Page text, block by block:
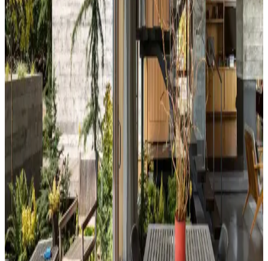
Kahvaltı köşelerinde ahşap ve sentetik deri sandalyeler, dayanıklılık
ve temizlik kolaylığı sunar. Minder ve özel tasarım halılarla konfor
ve estetik dengelenir, mekanın atmosferi güçlenir.
Perde Rengine Uyumlu Nevresim Seçimi: Renk ve
Desenlerle Dekorasyonda Denge Sağlama
Perde ve nevresim uyumu, krem ve magnolia tonlarındaki odalarda
mekanın estetiğini artırır. Kırmızı, kahverengi ve turuncu tonlarıyla
uyumlu renk ve desen önerileri sunulmaktadır.
Ev Dekorasyonunda Denge ve Fonksiyonellik: Renk
Uyumu, Mobilya Yerleşimi ve Estetik İncelemesi
Reddit tartışması üzerinden ev dekorasyonunda renk uyumu,
mobilya yerleşimi ve aksesuar dengesi gibi unsurların yaşam
alanlarının estetik ve fonksiyonelliğini nasıl etkilediği inceleniyor.
Hermes Dekor Ürünleri İncelemesi: Ella'dan
Alışveriş ve Ürün Kalitesi Değerlendirmesi